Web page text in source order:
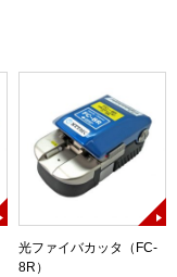
光ファイバカッタ（FC-
8R）